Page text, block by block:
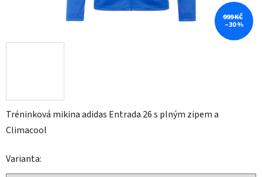
Tréninková mikina adidas Entrada 26 s plným zipem a
Climacool
Varianta:
999 KČ
–30 %